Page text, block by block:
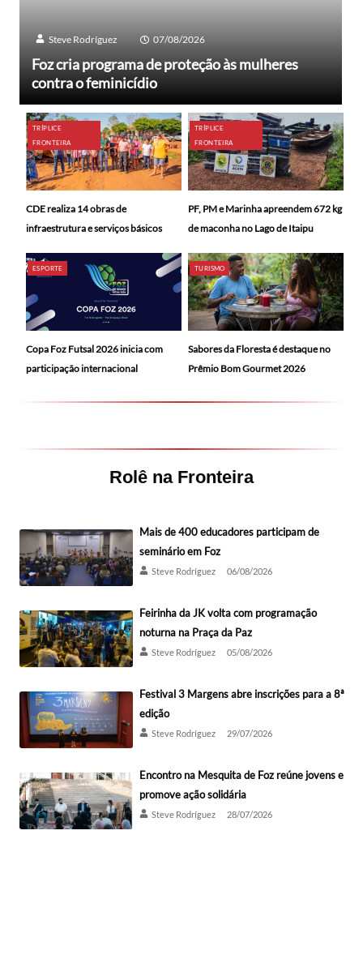
Steve Rodríguez 07/08/2026
Foz cria programa de proteção às mulheres
contra o feminicídio
TRÍPLICE
FRONTEIRA
CDE realiza 14 obras de
infraestrutura e serviços básicos
TRÍPLICE
FRONTEIRA
PF, PM e Marinha apreendem 672 kg
de maconha no Lago de Itaipu
ESPORTE
Copa Foz Futsal 2026 inicia com
participação internacional
TURISMO
Sabores da Floresta é destaque no
Prêmio Bom Gourmet 2026
Rolê na Fronteira
Mais de 400 educadores participam de
seminário em Foz
Steve Rodríguez 06/08/2026
Feirinha da JK volta com programação
noturna na Praça da Paz
Steve Rodríguez 05/08/2026
Festival 3 Margens abre inscrições para a 8ª
edição
Steve Rodríguez 29/07/2026
Encontro na Mesquita de Foz reúne jovens e
promove ação solidária
Steve Rodríguez 28/07/2026